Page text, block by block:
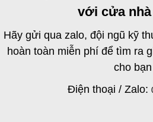
với cửa nhà
Hãy gửi qua zalo, đội ngũ kỹ
hoàn toàn miễn phí để tìm ra
cho bạn
Điện thoại / Zalo: